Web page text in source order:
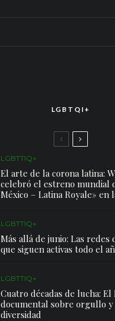
LGBTQI+
LGBTTIQ+
El arte de la corona latina:
celebró el estreno mundial
México – Latina Royale» en
LGBTTIQ+
Más allá de junio: Las redes
que siguen activas todo el
LGBTTIQ+
Cuatro décadas de lucha: El
documental sobre orgullo y
diversidad